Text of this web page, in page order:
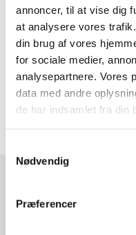
annoncer, til at vise dig
at analysere vores
din brug af vores
for sociale medier,
analysepartnere. Vores
data med andre
de har indsamlet fra din
Nødvendig
Præferencer
Selve tværstiverne er en
angivne mål er den
Dimensioner (mm): 320 x 18
MERE INFORMATION
Rammeshoppen ApS